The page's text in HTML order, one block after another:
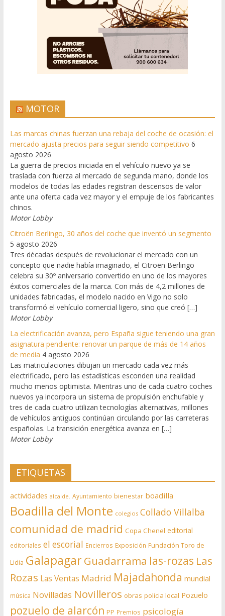
MOTOR
Las marcas chinas fuerzan una rebaja del coche de ocasión: el
mercado ajusta precios para seguir siendo competitivo 6
agosto 2026
La guerra de precios iniciada en el vehículo nuevo ya se
traslada con fuerza al mercado de segunda mano, donde los
modelos de todas las edades registran descensos de valor
ante una oferta cada vez mayor y el empuje de los fabricantes
chinos.
Motor Lobby
Citroën Berlingo, 30 años del coche que inventó un segmento
5 agosto 2026
Tres décadas después de revolucionar el mercado con un
concepto que nadie había imaginado, el Citroën Berlingo
celebra su 30º aniversario convertido en uno de los mayores
éxitos comerciales de la marca. Con más de 4,2 millones de
unidades fabricadas, el modelo nacido en Vigo no solo
transformó el vehículo comercial ligero, sino que creó […]
Motor Lobby
La electrificación avanza, pero España sigue teniendo una gran
asignatura pendiente: renovar un parque de más de 14 años
de media 4 agosto 2026
Las matriculaciones dibujan un mercado cada vez más
electrificado, pero las estadísticas esconden una realidad
mucho menos optimista. Mientras uno de cada cuatro coches
nuevos ya incorpora un sistema de propulsión enchufable y
tres de cada cuatro utilizan tecnologías alternativas, millones
de vehículos antiguos continúan circulando por las carreteras
españolas. La transición energética avanza en […]
Motor Lobby
ETIQUETAS
actividades alcalde. Ayuntamiento bienestar boadilla
Boadilla del Monte colegios Collado Villalba
comunidad de madrid Copa Chenel editorial
editoriales el escorial Encierros Exposición Fundación Toro de
Lidia Galapagar Guadarrama las-rozas Las
Rozas Las Ventas Madrid Majadahonda mundial
música Novilladas Novilleros obras policia local Pozuelo
pozuelo de alarcón PP Premios psicología